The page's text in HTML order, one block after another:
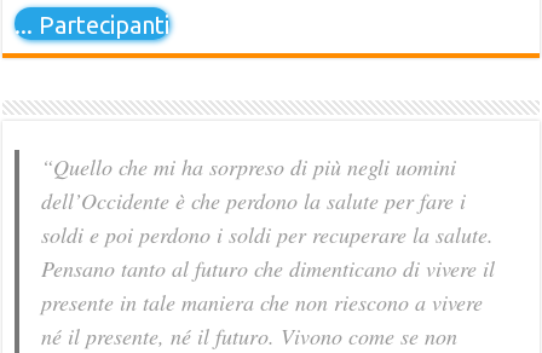
... Partecipanti
“Quello che mi ha sorpreso di più negli uomini
dell’Occidente è che perdono la salute per fare i
soldi e poi perdono i soldi per recuperare la salute.
Pensano tanto al futuro che dimenticano di vivere il
presente in tale maniera che non riescono a vivere
né il presente, né il futuro. Vivono come se non